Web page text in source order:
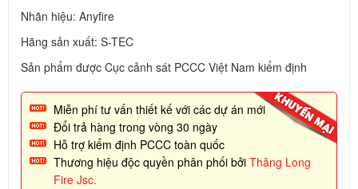
Nhãn hiệu: Anyfire
Hãng sản xuất: S-TEC
Sản phẩm được Cục cảnh sát PCCC Việt Nam kiểm định
Miễn phí tư vấn thiết kế với các dự án mới
Đổi trả hàng trong vòng 30 ngày
Hỗ trợ kiểm định PCCC toàn quốc
Thương hiệu độc quyền phân phối bởi Thăng Long
Fire Jsc.